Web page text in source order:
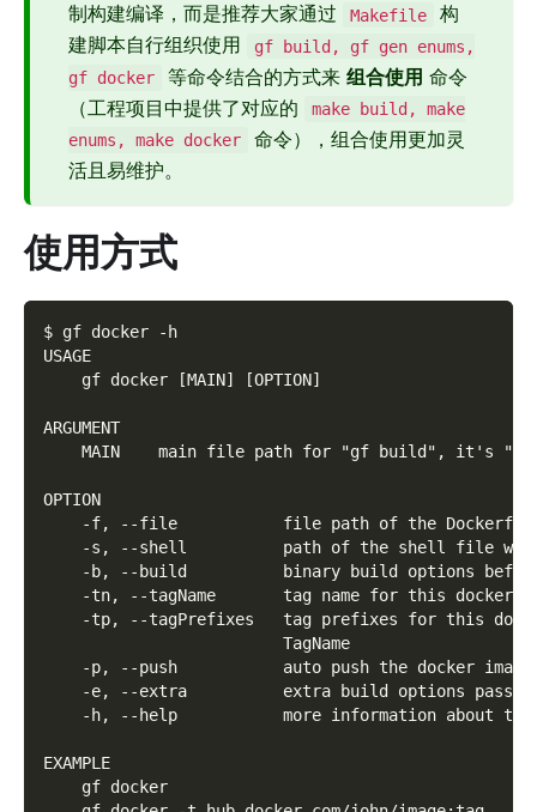
制构建编译，而是推荐大家通过
Makefile
构
建脚本自行组织使用
gf build, gf gen enums,
gf docker
等命令结合的方式来 组合使用 命令
（工程项目中提供了对应的
make build, make
enums, make docker
命令），组合使用更加灵
活且易维护。
使用方式
$ gf docker -h
USAGE
    gf docker [MAIN] [OPTION]
ARGUMENT
MAIN    main file path for "gf build", it's
OPTION
-f, --file           file path of the
-s, --shell          path of the shell file
-b, --build          binary build options
-tn, --tagName       tag name for this
-tp, --tagPrefixes   tag prefixes for this
                         TagName
-p, --push           auto push the docker
-e, --extra          extra build options
-h, --help           more information about
EXAMPLE
    gf docker